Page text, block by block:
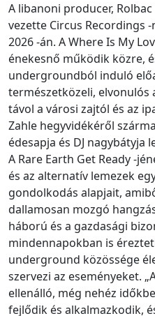
A libanoni producer,
vezette Circus Recordings
2026 -án. A Where Is My
énekesnő működik közre,
undergroundból induló
természetközeli,
távol a városi zajtól és az
Zahle hegyvidékéről
édesapja és DJ
A Rare Earth Get Ready -
és az alternatív lemezek
gondolkodás alapjait,
dallamosan mozgó
háború és a gazdasági
mindennapokban is
underground közössége
szervezi az eseményeket.
ellenálló, még nehéz
fejlődik és alkalmazkodik,